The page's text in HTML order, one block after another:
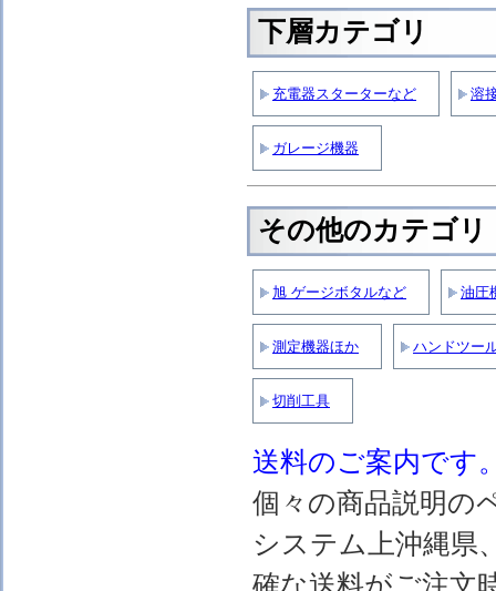
下層カテゴリ
充電器スターターなど 溶
ガレージ機器
その他のカテゴリ
旭 ゲージボタルなど 油圧
測定機器ほか ハンドツー
切削工具
送料のご案内です
個々の商品説明の
システム上沖縄県
確な送料がご注文